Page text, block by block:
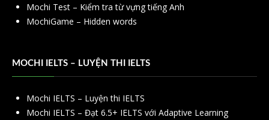
Mochi Test – Kiểm tra từ vựng tiếng Anh
MochiGame – Hidden words
MOCHI IELTS – LUYỆN THI IELTS
Mochi IELTS – Luyện thi IELTS
Mochi IELTS – Đạt 6.5+ IELTS với Adaptive Learning